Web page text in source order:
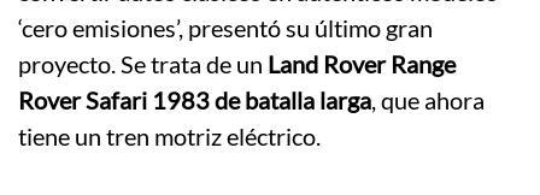
‘cero emisiones’, presentó su último gran
proyecto. Se trata de un Land Rover Range
Rover Safari 1983 de batalla larga, que ahora
tiene un tren motriz eléctrico.